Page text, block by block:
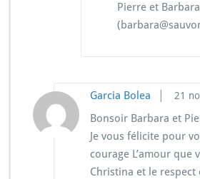
Pierre et Barbara
Garcia Bolea 21
Bonsoir Barbara et
Je vous félicite pour
courage L’amour
Christina et le